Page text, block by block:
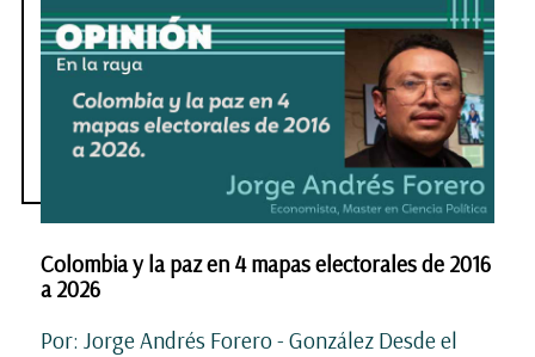
Colombia y la paz en 4 mapas electorales de 2016
a 2026
Por: Jorge Andrés Forero - González Desde el